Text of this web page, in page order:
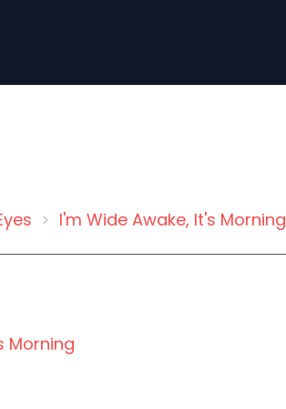
I'm Wide Awake, It's Morning
Morning